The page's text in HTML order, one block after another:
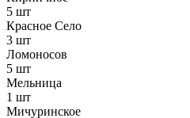
5 шт
Красное Село
3 шт
Ломоносов
5 шт
Мельница
1 шт
Мичуринское